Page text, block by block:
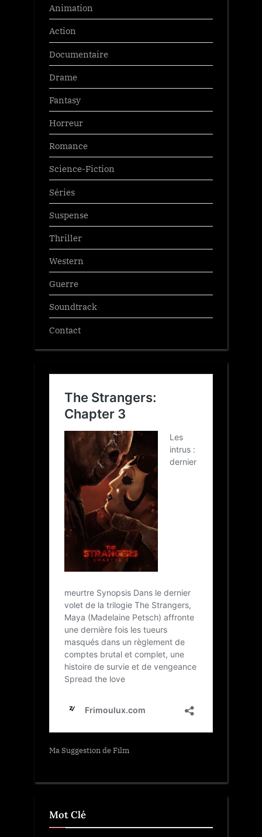
Animation
Action
Documentaire
Drame
Fantasy
Horreur
Romance
Science-Fiction
Séries
Suspense
Thriller
Western
Guerre
Soundtrack
Contact
Ma Suggestion de Film
Mot Clé